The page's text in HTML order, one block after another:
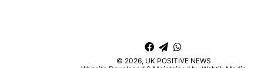
Facebook
Telegram
© 2026, UK POSITIVE NEWS